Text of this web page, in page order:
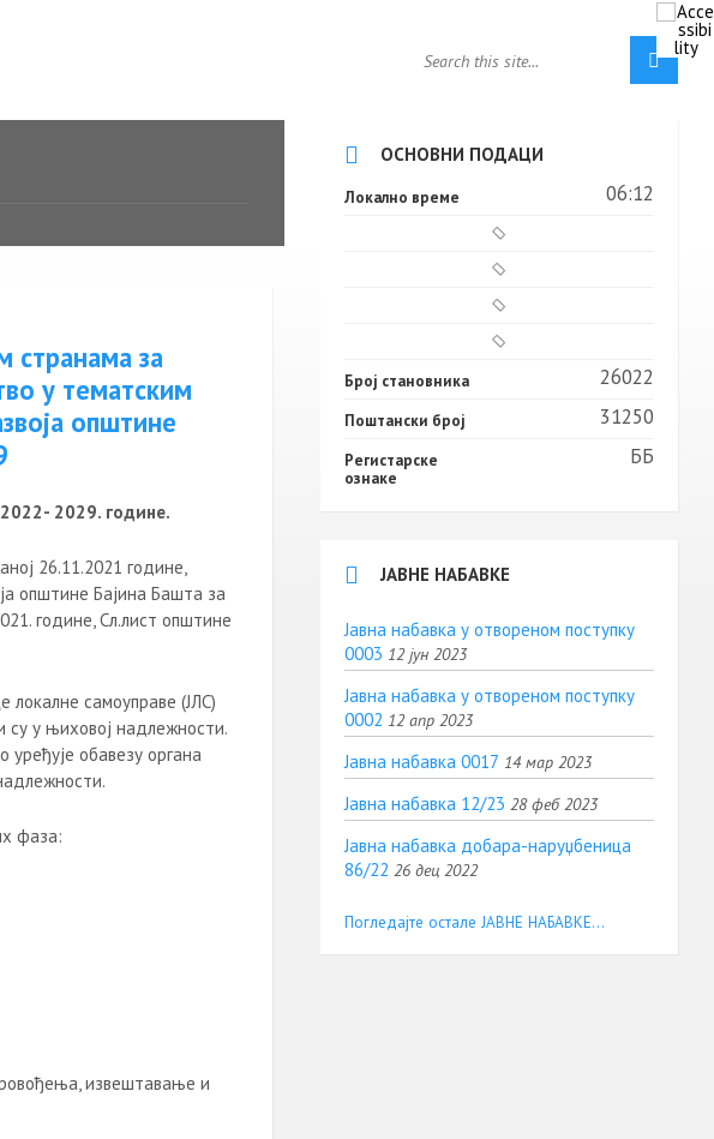
странама за
у тематским
општине
2029. године.
26.11.2021 године,
општине Бајина Башта за
године, Сл.лист општине
локалне самоуправе (ЈЛС)
су у њиховој надлежности.
обавезу органа
фаза:
извештавање и
ОСНОВНИ ПОДАЦИ
Локално време 06:12
Број становника 26022
Поштански број 31250
Регистарске
ознаке
ББ
ЈАВНЕ НАБАВКЕ
Јавна набавка у отвореном поступку
0003 12 јун 2023
Јавна набавка у отвореном поступку
0002 12 апр 2023
Јавна набавка 0017 14 мар 2023
Јавна набавка 12/23 28 феб 2023
Јавна набавка добара-наруџбеница
86/22 26 дец 2022
Погледајте остале ЈАВНЕ НАБАВКЕ...